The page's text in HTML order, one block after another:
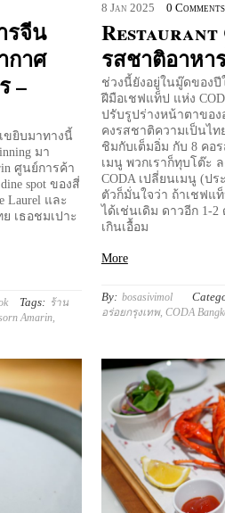
รจีน
กาศ
–
ขยิบมาทางนี้
มา
ศูนย์การค้า
spot ของสี่
Laurel และ
เธอชมเปาะ
Tags: ร้าน
Amarin
8 Jan 2025 0 Comments
Restaurant
รสชาติอาหา
ช่วงนี้ยังอยู่ในมู๊ดของ
ฝีมือเชฟแท็ป แห่ง
ปรับรูปร่างหน้าตาของ
คงรสชาติความเป็นไท
ชิมกับเต็มอิ่ม กับ 8 คอร
เมนู พวกเราก็ทุบโต๊ะ
CODA เปลี่ยนเมนู (ป
ตัวก็มั่นใจว่า ถ้าเชฟแ
ได้เช่นเดิม ดาวอีก 1-
เกินเอื้อม
More
By: bosasivimol
อร่อยกรุงเทพ, CODA